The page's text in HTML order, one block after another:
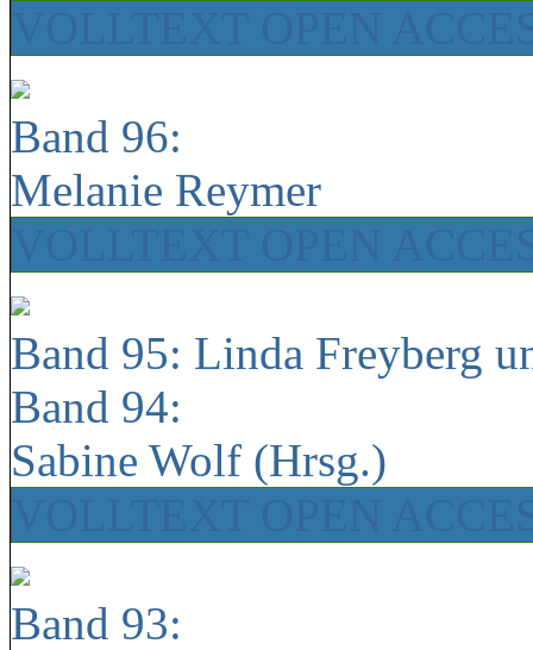
Band 96:
Melanie Reymer
Band 95: Linda Freyberg
Band 94:
Sabine Wolf (Hrsg.)
Band 93: